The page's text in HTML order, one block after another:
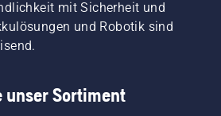
mit Sicherheit und
und Robotik sind
unser Sortiment